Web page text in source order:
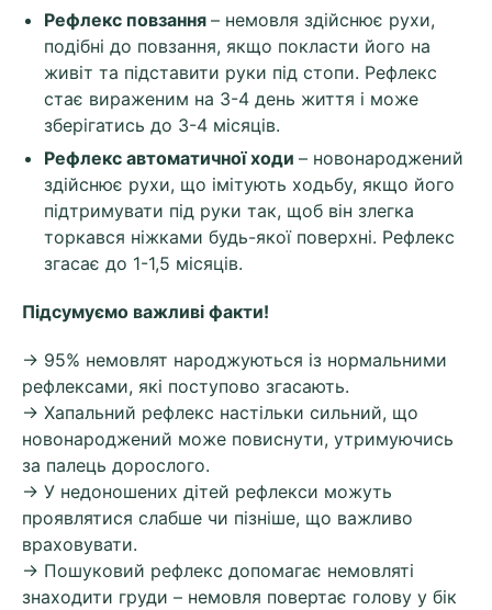
Рефлекс повзання – немовля здійснює рухи,
подібні до повзання, якщо покласти його на
живіт та підставити руки під стопи. Рефлекс
стає вираженим на 3-4 день життя і може
зберігатись до 3-4 місяців.
Рефлекс автоматичної ходи – новонароджений
здійснює рухи, що імітують ходьбу, якщо його
підтримувати під руки так, щоб він злегка
торкався ніжками будь-якої поверхні. Рефлекс
згасає до 1-1,5 місяців.
Підсумуємо важливі факти!
→ 95% немовлят народжуються із нормальними
рефлексами, які поступово згасають.
→ Хапальний рефлекс настільки сильний, що
новонароджений може повиснути, утримуючись
за палець дорослого.
→ У недоношених дітей рефлекси можуть
проявлятися слабше чи пізніше, що важливо
враховувати.
→ Пошуковий рефлекс допомагає немовляті
знаходити груди – немовля повертає голову у бік